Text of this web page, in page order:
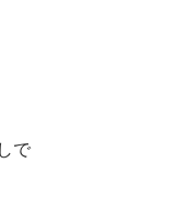
で